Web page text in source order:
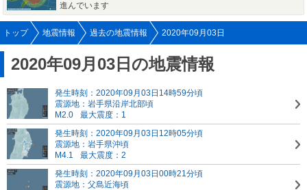
進んでいます
トップ 地震情報 過去の地震情報 2020年09月03日
2020年09月03日の地震情報
発生時刻：2020年09月03日14時59分頃
震源地：岩手県沿岸北部頃
M2.0
最大震度：1
発生時刻：2020年09月03日12時05分頃
震源地：岩手県沖頃
M4.1
最大震度：2
発生時刻：2020年09月03日00時21分頃
震源地：父島近海頃